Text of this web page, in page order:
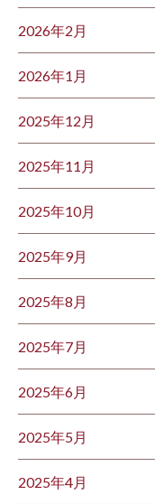
2026年2月
2026年1月
2025年12月
2025年11月
2025年10月
2025年9月
2025年8月
2025年7月
2025年6月
2025年5月
2025年4月